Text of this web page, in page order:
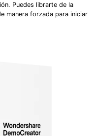
Puedes librarte de la
manera forzada para iniciar